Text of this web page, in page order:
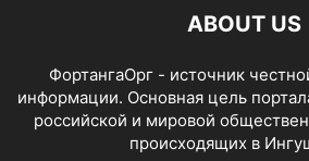
ABOUT US
ФортангаОрг - источник
информации. Основная цель
российской и мировой
происходящих в